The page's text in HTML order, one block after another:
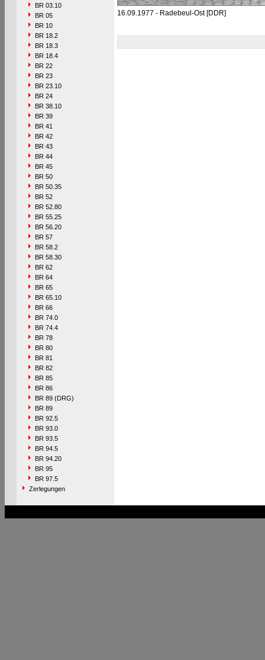
BR 03.10
BR 05
BR 10
BR 18.2
BR 18.3
BR 18.4
BR 22
BR 23
BR 23.10
BR 24
BR 38.10
BR 39
BR 41
BR 42
BR 43
BR 44
BR 45
BR 50
BR 50.35
BR 52
BR 52.80
BR 55.25
BR 56.20
BR 57
BR 58.2
BR 58.30
BR 62
BR 64
BR 65
BR 65.10
BR 66
BR 74.0
BR 74.4
BR 78
BR 80
BR 81
BR 82
BR 85
BR 86
BR 89 (DRG)
BR 89
BR 92.5
BR 93.0
BR 93.5
BR 94.5
BR 94.20
BR 95
BR 97.5
Zerlegungen
16.09.1977 - Radebeul-Ost [DDR]